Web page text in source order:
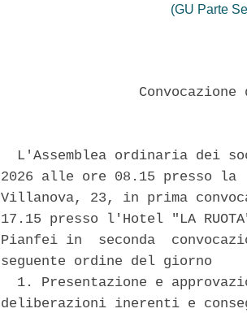
(GU Parte
L'Assemblea ordinaria dei
2026 alle ore 08.15 presso
Villanova, 23, in prima
17.15 presso l'Hotel "LA
Pianfei in  seconda
seguente ordine del giorno
1. Presentazione e
deliberazioni inerenti e